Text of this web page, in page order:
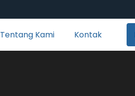
Tentang Kami Kontak